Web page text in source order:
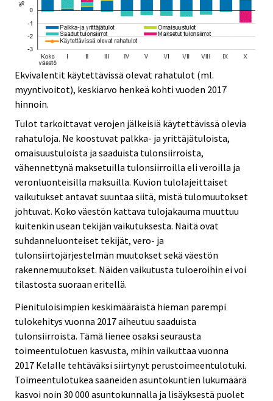
Ekvivalentit käytettävissä olevat rahatulot (ml.
myyntivoitot), keskiarvo henkeä kohti vuoden 2017
hinnoin.
Tulot tarkoittavat verojen jälkeisiä käytettävissä olevia
rahatuloja. Ne koostuvat palkka- ja yrittäjätuloista,
omaisuustuloista ja saaduista tulonsiirroista,
vähennettynä maksetuilla tulonsiirroilla eli veroilla ja
veronluonteisilla maksuilla. Kuvion tulolajeittaiset
vaikutukset antavat suuntaa siitä, mistä tulomuutokset
johtuvat. Koko väestön kattava tulojakauma muuttuu
kuitenkin usean tekijän vaikutuksesta. Näitä ovat
suhdanneluonteiset tekijät, vero- ja
tulonsiirtojärjestelmän muutokset sekä väestön
rakennemuutokset. Näiden vaikutusta tuloeroihin ei voi
tilastosta suoraan eritellä.
Pienituloisimpien keskimääräistä hieman parempi
tulokehitys vuonna 2017 aiheutuu saaduista
tulonsiirroista. Tämä lienee osaksi seurausta
toimeentulotuen kasvusta, mihin vaikuttaa vuonna
2017 Kelalle tehtäväksi siirtynyt perustoimeentulotuki.
Toimeentulotukea saaneiden asuntokuntien lukumäärä
kasvoi noin 30 000 asuntokunnalla ja lisäyksestä puolet